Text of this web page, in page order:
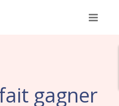
Menu
gagner